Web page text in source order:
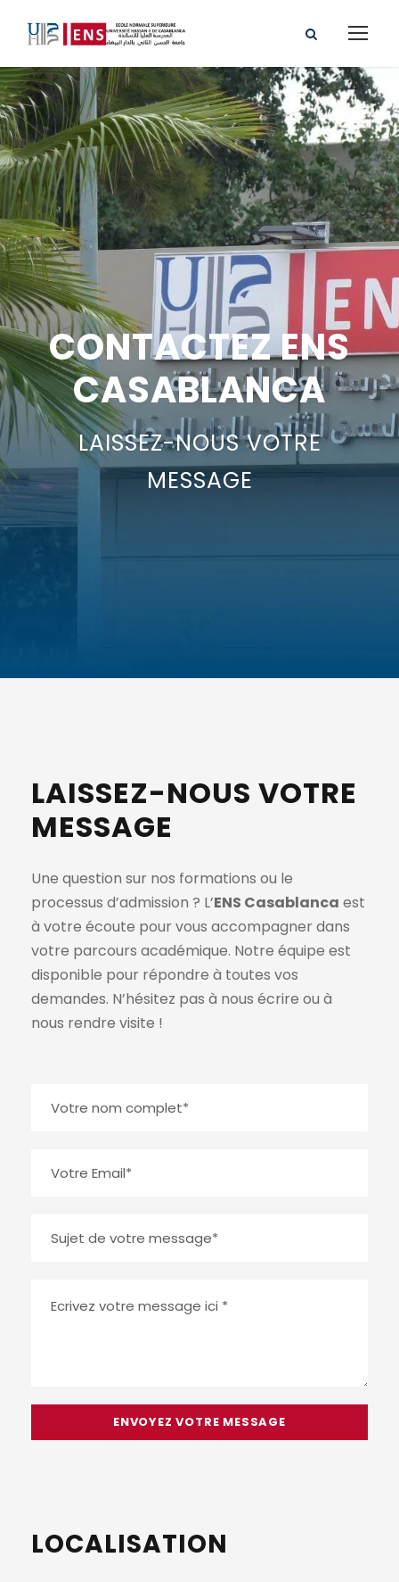
CONTACTEZ ENS
CASABLANCA
LAISSEZ-NOUS VOTRE
MESSAGE
LAISSEZ-NOUS VOTRE
MESSAGE
Une question sur nos formations ou le
processus d’admission ? L’ENS Casablanca est
à votre écoute pour vous accompagner dans
votre parcours académique. Notre équipe est
disponible pour répondre à toutes vos
demandes. N’hésitez pas à nous écrire ou à
nous rendre visite !
LOCALISATION